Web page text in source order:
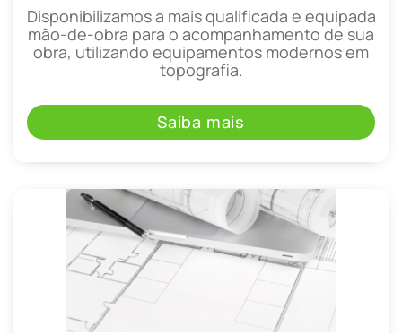
Disponibilizamos a mais qualificada e equipada
mão-de-obra para o acompanhamento de sua
obra, utilizando equipamentos modernos em
topografia.
Saiba mais